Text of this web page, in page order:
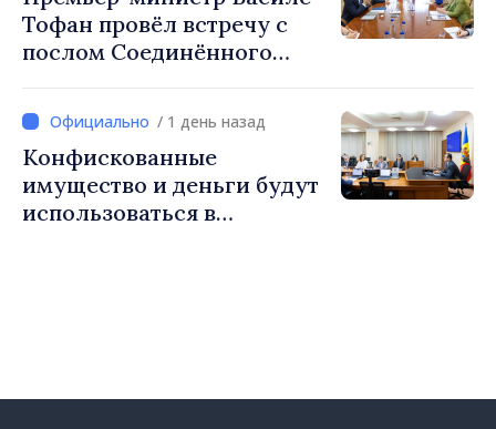
Тофан провёл встречу с
послом Соединённого
Великобритании и
Северной Ирландии Ферн
Хорин
/ 1 день назад
Конфискованные
имущество и деньги будут
использоваться в